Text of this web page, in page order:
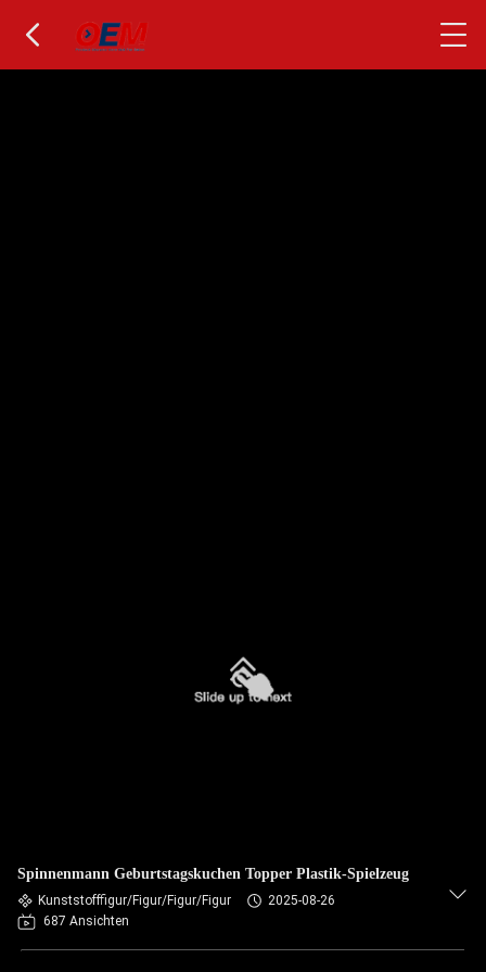
Spinnenmann Geburtstagskuchen Topper Plastik-Spielzeug
Kunststofffigur/Figur/Figur/Figur
2025-08-26
687 Ansichten